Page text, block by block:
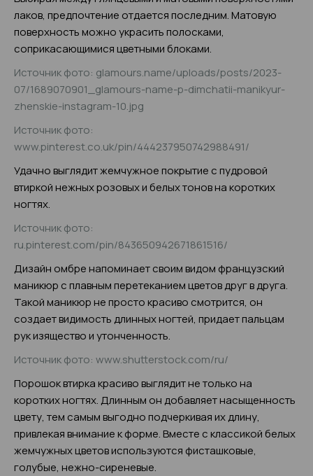
лаков, предпочтение отдается последним. Матовую
поверхность можно украсить полосками,
соприкасающимися цветными блоками.
Источник фото: glamours.name/uploads/posts/2023-
07/1689070901_glamours-name-p-dimchatii-manikyur-
zhenskie-instagram-10.jpg
Источник фото:
www.pinterest.co.uk/pin/444237950742988491/
Удачно выглядит жемчужное покрытие с пудровой
втиркой нежных розовых и белых тонов на коротких
ногтях.
Источник фото:
ru.pinterest.com/pin/843650942671861516/
Дизайн омбре напоминает своим видом французский
маникюр с плавным перетеканием цветов друг в друга.
Такой маникюр не просто красиво смотрится, он
создает видимость длинных ногтей, придает пальцам
рук изящество и утонченность.
Источник фото: www.shutterstock.com/ru/
Порошок втирка красиво выглядит не только на
коротких ногтях. Длинным он добавляет насыщенность
цвету, тем самым выгодно подчеркивая их длину,
привлекая внимание к форме. Вместе с классикой белых
жемчужных цветов используются фисташковые,
голубые, нежно-сиреневые.